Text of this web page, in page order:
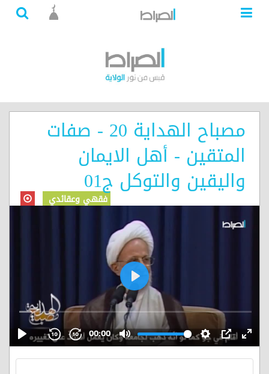
مصباح الهداية 20 - صفات
المتقين - أهل الايمان
واليقين والتوكل ج01
فقهي وعقائدي